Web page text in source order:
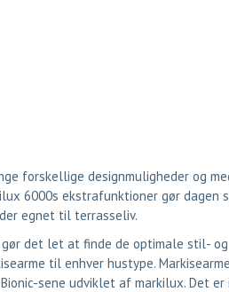
forskellige designmuligheder og
6000s ekstrafunktioner gør dagen
egnet til terrasseliv.
gør det let at finde de optimale stil- og
til enhver hustype.
sene udviklet af markilux. Det er